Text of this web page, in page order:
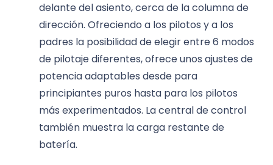
delante del asiento, cerca de la columna de
dirección. Ofreciendo a los pilotos y a los
padres la posibilidad de elegir entre 6 modos
de pilotaje diferentes, ofrece unos ajustes de
potencia adaptables desde para
principiantes puros hasta para los pilotos
más experimentados. La central de control
también muestra la carga restante de
batería.